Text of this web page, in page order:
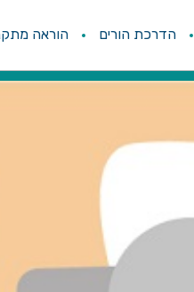
הדרכת הורים הוראה